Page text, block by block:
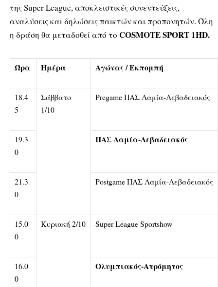
της Super League, αποκλειστικές συνεντεύξεις,
αναλύσεις και δηλώσεις παικτών και προπονητών. Όλη
η δράση θα μεταδοθεί από το COSMOTE SPORT 1HD.
Ώρα Ημέρα Αγώνας / Εκπομπή
18.4
5
Σάββατο
1/10
Pregame ΠΑΣ Λαμία-Λεβαδειακός
19.3
0
ΠΑΣ Λαμία-Λεβαδειακός
21.3
0
Postgame ΠΑΣ Λαμία-Λεβαδειακός
15.0
0
Κυριακή 2/10 Super League Sportshow
16.0
0
Ολυμπιακός-Ατρόμητος